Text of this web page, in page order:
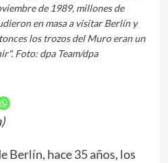
de 1989, millones de
en masa a visitar Berlín y
los trozos del Muro eran un
Foto: dpa Team/dpa
Berlín, hace 35 años, los